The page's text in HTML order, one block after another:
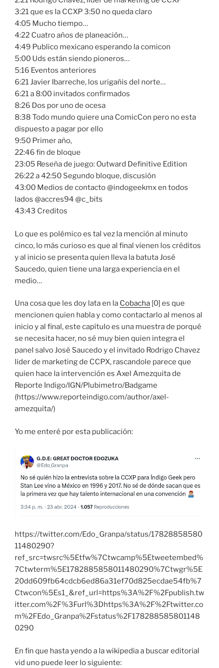
3:21 que es la CCXP 3:50 no queda claro
4:05 Mucho tiempo…
4:22 Cuatro años de planeación…
4:49 Publico mexicano esperando la comicon
5:00 Uds están siendo pioneros…
5:16 Eventos anteriores
6:21 Javier Ibarreche, los urigañis del norte…
6:21 a 8:00 invitados confirmados
8:26 Dos por uno de ocesa
8:38 Todo mundo quiere una ComicCon pero no esta
dispuesto a pagar por ello
9:50 Primer año,
22:46 fin de bloque
23:05 Reseña de juego: Outward Definitive Edition
26:22 a 42:50 Segundo bloque, discusión
43:00 Medios de contacto @indogeekmx en todos
lados @accres94 @c_bits
43:43 Creditos
Lo que es polémico es tal vez la mención al minuto
cinco, lo más curioso es que al final vienen los créditos
y al inicio se presenta quien lleva la batuta José
Saucedo, quien tiene una larga experiencia en el
medio…
Una cosa que les doy lata en la Cobacha [0] es que
mencionen quien habla y como contactarlo al menos al
inicio y al final, este capítulo es una muestra de porqué
se necesita hacer, no sé muy bien quien integra el
panel salvo José Saucedo y el invitado Rodrigo Chavez
lider de marketing de CCPX, rascandole parece que
quien hace la intervención es Axel Amezquita de
Reporte Indigo/IGN/Plubimetro/Badgame
(https://www.reporteindigo.com/author/axel-
amezquita/)
Yo me enteré por esta publicación:
https://twitter.com/Edo_Granpa/status/17828858580
11480290?
ref_src=twsrc%5Etfw%7Ctwcamp%5Etweetembed%
7Ctwterm%5E1782885858011480290%7Ctwgr%5E
20dd609fb64cdcb6ed86a31ef70d825ecdae54fb%7
Ctwcon%5Es1_&ref_url=https%3A%2F%2Fpublish.tw
itter.com%2F%3Furl%3Dhttps%3A%2F%2Ftwitter.co
m%2FEdo_Granpa%2Fstatus%2F178288585801148
0290
En fin que hasta yendo a la wikipedia a buscar editorial
vid uno puede leer lo siguiente: